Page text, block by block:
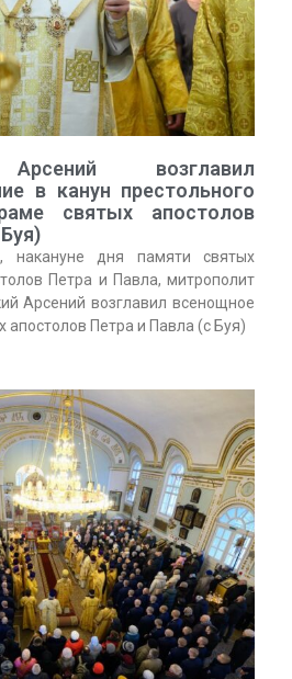
возглавил
в канун престольного
святых апостолов
дня памяти святых
Петра и Павла, митрополит
Арсений возглавил всенощное
апостолов Петра и Павла (с Буя)